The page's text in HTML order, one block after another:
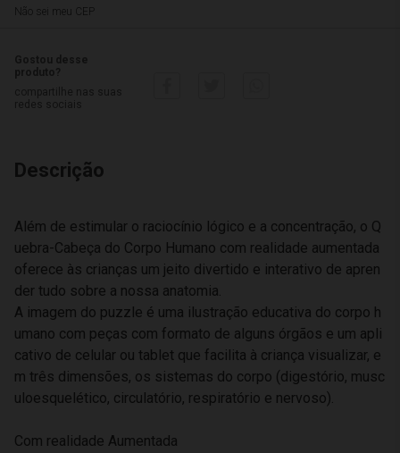
Não sei meu CEP
Descrição
Além de estimular o raciocínio lógico e a concentração, o Q
uebra-Cabeça do Corpo Humano com realidade aumentada
oferece às crianças um jeito divertido e interativo de apren
der tudo sobre a nossa anatomia.
A imagem do puzzle é uma ilustração educativa do corpo h
umano com peças com formato de alguns órgãos e um apli
cativo de celular ou tablet que facilita à criança visualizar, e
m três dimensões, os sistemas do corpo (digestório, musc
uloesquelético, circulatório, respiratório e nervoso).
Com realidade Aumentada